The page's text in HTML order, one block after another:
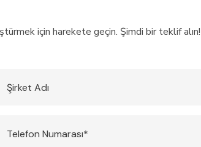
için harekete geçin. Şimdi bir teklif